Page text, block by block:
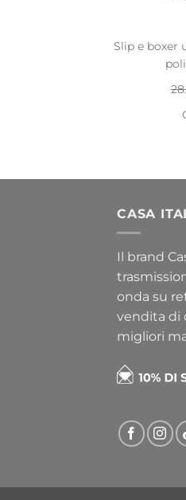
Slip e boxer
CASA
Il brand
onda su
vendita di
migliori